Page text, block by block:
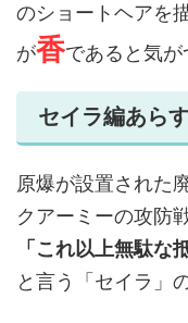
のショートヘアを
が香であると気が
セイラ編あら
原爆が設置された
クアーミーの攻防
「これ以上無駄な
と言う「セイラ」